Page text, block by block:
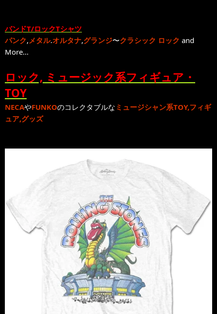
バンドT/ロックTシャツ
パンク,メタル.オルタナ,グランジ〜クラシック ロック and
More...
ロック, ミュージック系フィギュア・
TOY
NECAやFUNKOのコレクタブルな ミュージシャン系TOY,フィギ
ュア,グッズ